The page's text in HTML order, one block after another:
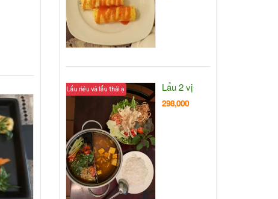
Lẩu 2 vị
298,000